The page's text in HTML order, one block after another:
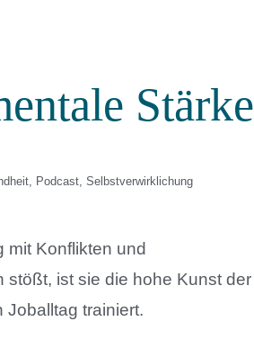
Stärke
, Podcast, Selbstverwirklichung
mit Konflikten und
ist sie die hohe Kunst der
Joballtag trainiert.